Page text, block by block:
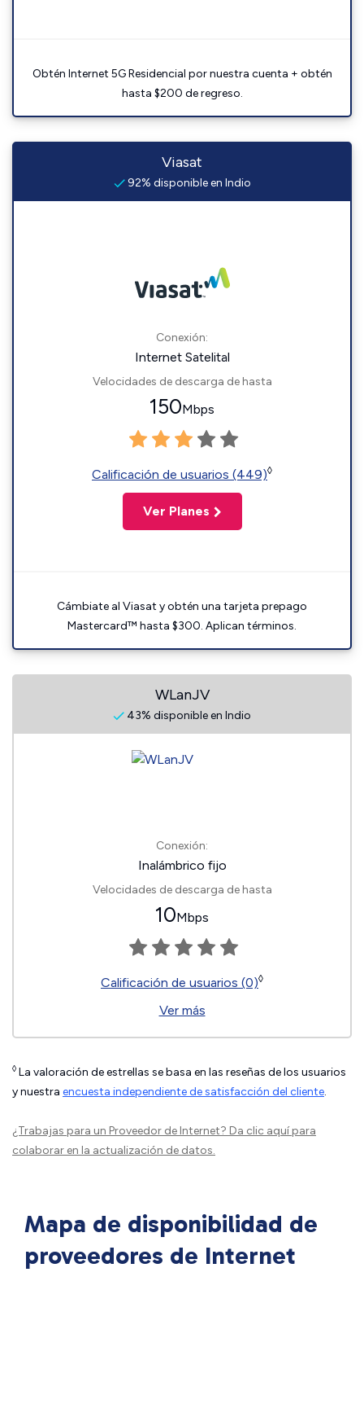
Obtén Internet 5G Residencial por nuestra cuenta + obtén
hasta $200 de regreso.
Viasat
92% disponible en Indio
Conexión:
Internet Satelital
Velocidades de descarga de hasta
150Mbps
Calificación de usuarios (449)◊
Ver Planes
Cámbiate al Viasat y obtén una tarjeta prepago
Mastercard™ hasta $300. Aplican términos.
WLanJV
43% disponible en Indio
Conexión:
Inalámbrico fijo
Velocidades de descarga de hasta
10Mbps
Calificación de usuarios (0)◊
Ver más
◊ La valoración de estrellas se basa en las reseñas de los usuarios
y nuestra encuesta independiente de satisfacción del cliente.
¿Trabajas para un Proveedor de Internet? Da clic aquípara
colaborar en la actualización de datos.
Mapa de disponibilidad de
proveedores de Internet